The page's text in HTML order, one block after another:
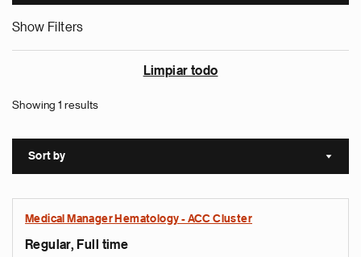
Show Filters
Limpiar todo
Showing 1 results
Sort by Sort
Medical Manager Hematology - ACC Cluster
Regular, Full time